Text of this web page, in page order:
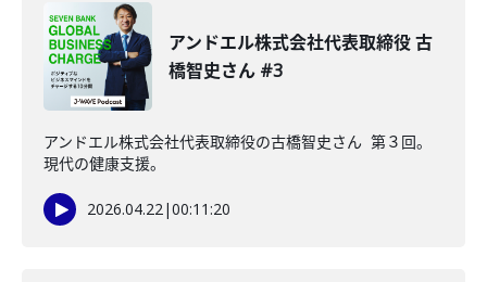
アンドエル株式会社代表取締役 古
橋智史さん #3
アンドエル株式会社代表取締役の古橋智史さん 第３回。
現代の健康支援。
2026.04.22|00:11:20